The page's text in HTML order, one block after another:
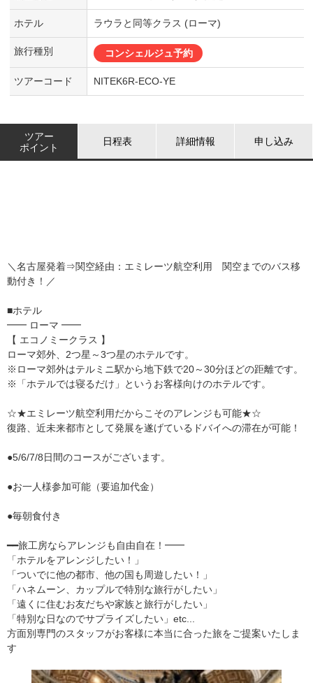
ホテル ラウラと同等クラス (ローマ)
旅行種別 コンシェルジュ予約
ツアーコード NITEK6R-ECO-YE
ツアー
ポイント
日程表 詳細情報 申し込み
＼名古屋発着⇒関空経由：エミレーツ航空利用 関空までのバス移
動付き！／
■ホテル
━━ ローマ ━━
【 エコノミークラス 】
ローマ郊外、2つ星～3つ星のホテルです。
※ローマ郊外はテルミニ駅から地下鉄で20～30分ほどの距離です。
※「ホテルでは寝るだけ」というお客様向けのホテルです。
☆★エミレーツ航空利用だからこそのアレンジも可能★☆
復路、近未来都市として発展を遂げているドバイへの滞在が可能！
●5/6/7/8日間のコースがございます。
●お一人様参加可能（要追加代金）
●毎朝食付き
━━旅工房ならアレンジも自由自在！━━
「ホテルをアレンジしたい！」
「ついでに他の都市、他の国も周遊したい！」
「ハネムーン、カップルで特別な旅行がしたい」
「遠くに住むお友だちや家族と旅行がしたい」
「特別な日なのでサプライズしたい」etc...
方面別専門のスタッフがお客様に本当に合った旅をご提案いたしま
す